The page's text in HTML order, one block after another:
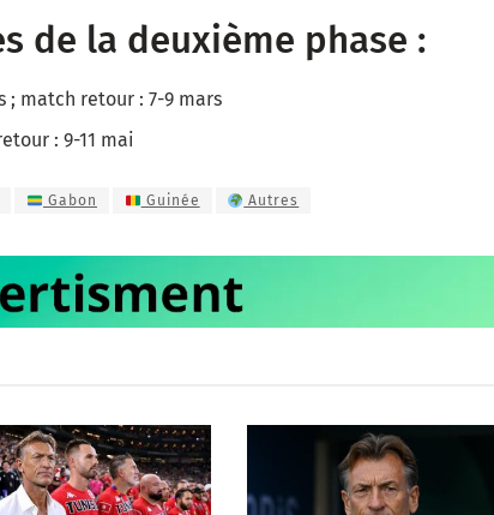
de la deuxième phase :
; match retour : 7-9 mars
: 9-11 mai
Gabon Guinée Autres